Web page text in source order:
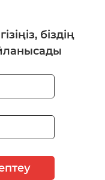
біздің